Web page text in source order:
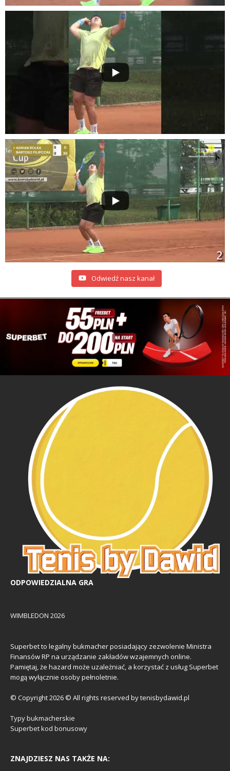
Odwiedź nasz kanał
ODPOWIEDZIALNA GRA
WIMBLEDON 2026
Superbet to legalny bukmacher posiadający zezwolenie Ministra
Finansów RP na urządzanie zakładów wzajemnych online.
Pamiętaj, że hazard może uzależniać, a korzystać z usług Superbet
mogą wyłącznie osoby pełnoletnie.
© Copyright 2026 © All rights reserved by tenisbydawid.pl
Typy bukmacherskie
Superbet kod bonusowy
ZNAJDZIESZ NAS TAKŻE NA: